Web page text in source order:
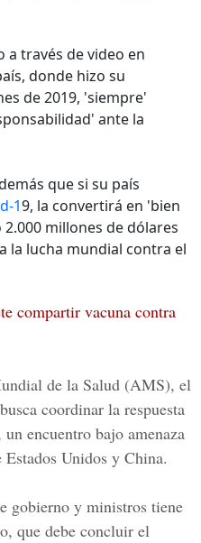
través de video en
donde hizo su
de 2019, 'siempre'
ante la
que si su país
19, la convertirá en 'bien
millones de dólares
la lucha mundial contra el
compartir vacuna contra
de la Salud (AMS), el
busca coordinar la respuesta
encuentro bajo amenaza
Estados Unidos y China.
gobierno y ministros tiene
que debe concluir el